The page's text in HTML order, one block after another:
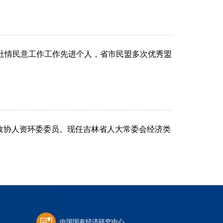
民意工作工作先进个人，省市民盟多次优秀盟
人资环委委员。现任吉林省人大常委会经济类